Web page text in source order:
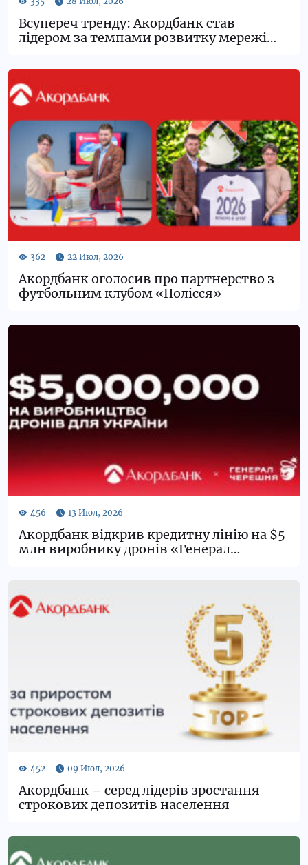
Всупереч тренду: Акордбанк став
лідером за темпами розвитку мережі
Акордбанк оголосив про партнерство з
футбольним клубом «Полісся»
Акордбанк відкрив кредитну лінію на $5
млн виробнику дронів «Генерал
Акордбанк – серед лідерів зростання
строкових депозитів населення